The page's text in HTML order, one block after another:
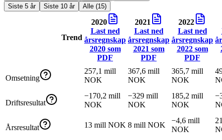
Siste 5 år
Siste 10 år Alle (15)
Trend
2020
Last ned
årsregnskap
2020som
PDF
2021
Last ned
årsregnskap
2021 som
PDF
2022
Last ned
årsregnskap
2022som
PDF
Omsetning
257,1 mill
NOK
367,6 mill
NOK
365,7 mill
NOK
Driftsresultat
−170,2 mill
NOK
−329 mill
NOK
185,2 mill
NOK
Årsresultat 13 mill NOK 8 mill NOK
−4,6 mill
NOK